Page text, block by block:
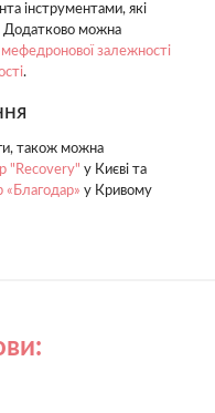
інструментами, які
Додатково можна
мефедронової залежності
.
також можна
"Recovery" у Києві та
у Кривому